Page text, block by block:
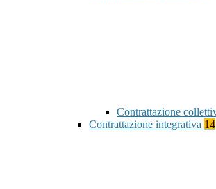
Contrattazione
Contrattazione integrativa 14